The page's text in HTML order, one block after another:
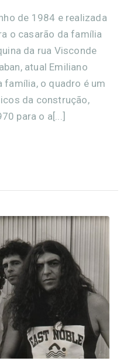
de 1984 e realizada
o casarão da família
da rua Visconde
atual Emiliano
família, o quadro é um
da construção,
para o a[...]